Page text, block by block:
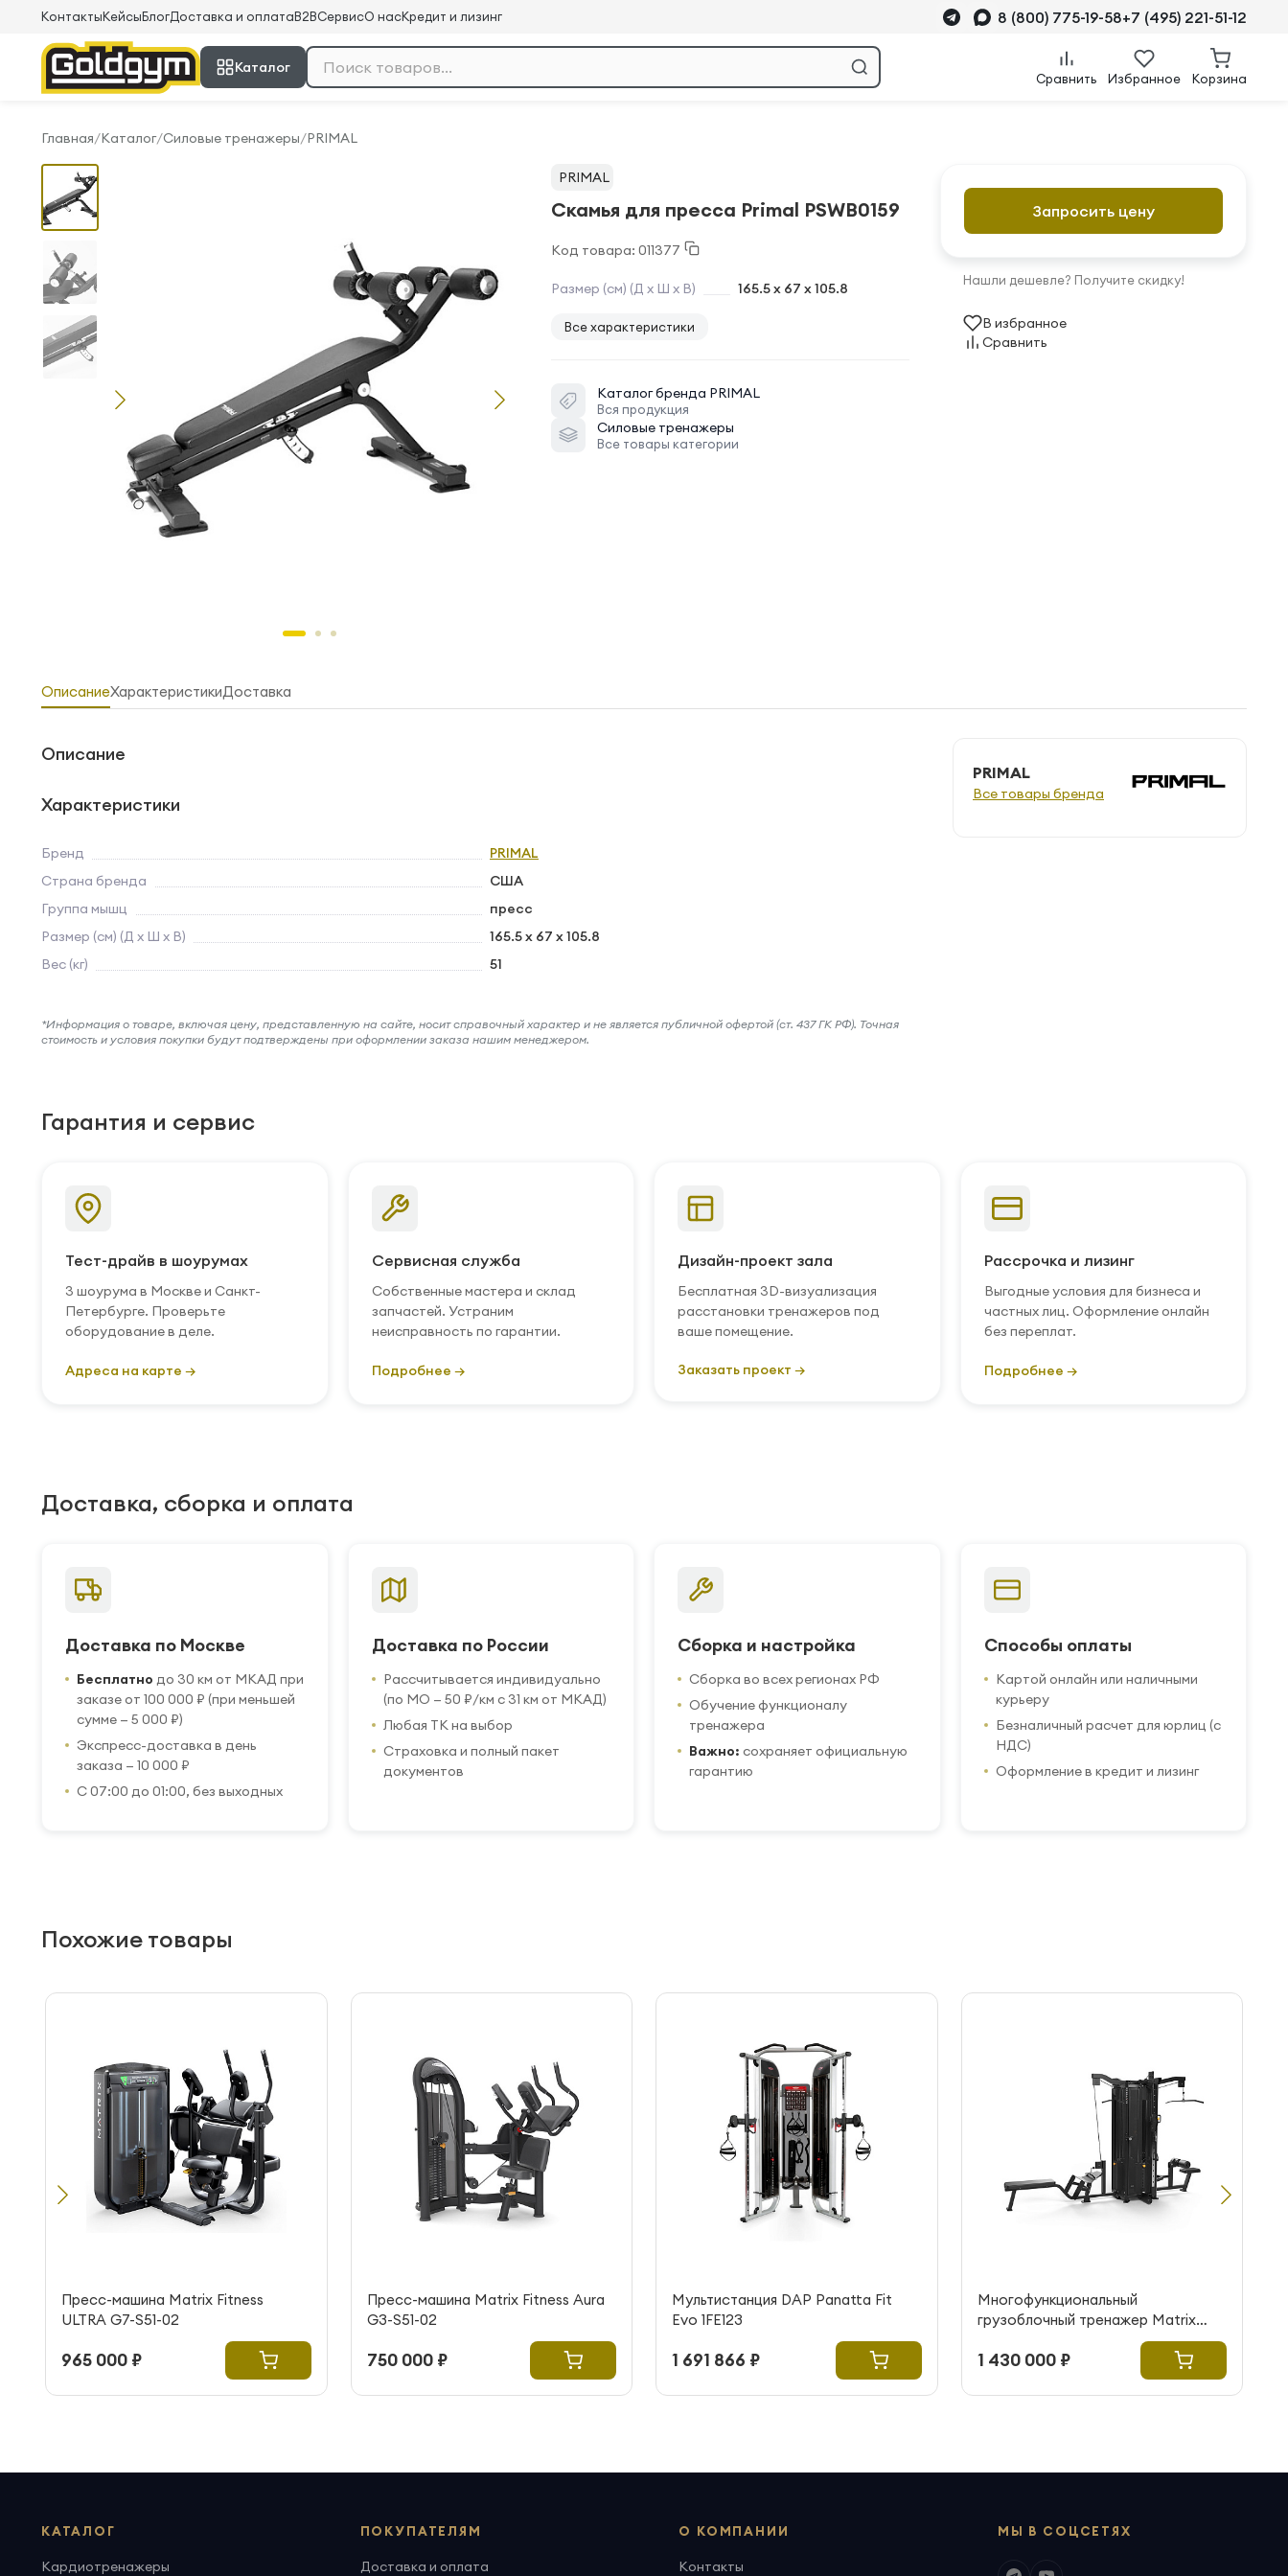
КонтактыКейсыБлогДоставка и оплатаB2BСервисО насКредит и лизинг 8 (800) 775-19-58+7 (495) 221-51-12
Каталог
Сравнить Избранное Корзина
Главная/Каталог/Силовые тренажеры/PRIMAL
PRIMAL
Скамья для пресса Primal PSWB0159
Код товара: 011377
Размер (см) (Д х Ш х В) 165.5 x 67 x 105.8
Все характеристики
Каталог бренда PRIMAL
Вся продукция
Силовые тренажеры
Все товары категории
Запросить цену
Нашли дешевле? Получите скидку!
В избранное
Сравнить
ОписаниеХарактеристикиДоставка
Описание
Характеристики
Бренд
PRIMAL
Страна бренда
США
Группа мышц
пресс
Размер (см) (Д х Ш х В)
165.5 x 67 x 105.8
Вес (кг)
51
*Информация о товаре, включая цену, представленную на сайте, носит справочный характер и не является публичной офертой (ст. 437 ГК РФ). Точная
стоимость и условия покупки будут подтверждены при оформлении заказа нашим менеджером.
PRIMAL
Все товары бренда
Гарантия и сервис
Тест-драйв в шоурумах
3 шоурума в Москве и Санкт-
Петербурге. Проверьте
оборудование в деле.
Адреса на карте →
Сервисная служба
Собственные мастера и склад
запчастей. Устраним
неисправность по гарантии.
Подробнее →
Дизайн-проект зала
Бесплатная 3D-визуализация
расстановки тренажеров под
ваше помещение.
Заказать проект →
Рассрочка и лизинг
Выгодные условия для бизнеса и
частных лиц. Оформление онлайн
без переплат.
Подробнее →
Доставка, сборка и оплата
Доставка по Москве
Бесплатно до 30 км от МКАД при
заказе от 100 000 ₽ (при меньшей
сумме — 5 000 ₽)
Экспресс-доставка в день
заказа — 10 000 ₽
С 07:00 до 01:00, без выходных
Доставка по России
Рассчитывается индивидуально
(по МО — 50 ₽/км с 31 км от МКАД)
Любая ТК на выбор
Страховка и полный пакет
документов
Сборка и настройка
Сборка во всех регионах РФ
Обучение функционалу
тренажера
Важно: сохраняет официальную
гарантию
Способы оплаты
Картой онлайн или наличными
курьеру
Безналичный расчет для юрлиц (с
НДС)
Оформление в кредит и лизинг
Похожие товары
Пресс-машина Matrix Fitness
ULTRA G7-S51-02
965 000 ₽
Пресс-машина Matrix Fitness Aura
G3-S51-02
750 000 ₽
Мультистанция DAP Panatta Fit
Evo 1FE123
1 691 866 ₽
Многофункциональный
грузоблочный тренажер Matrix
1 430 000 ₽
КАТАЛОГ
Кардиотренажеры
ПОКУПАТЕЛЯМ
Доставка и оплата
О КОМПАНИИ
Контакты
МЫ В СОЦСЕТЯХ